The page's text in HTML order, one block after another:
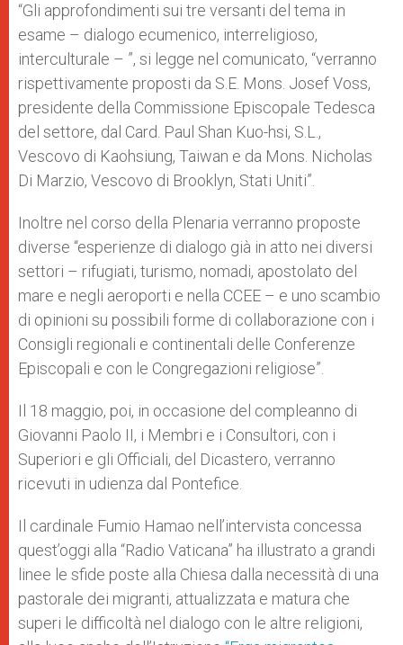
“Gli approfondimenti sui tre versanti del tema in
esame – dialogo ecumenico, interreligioso,
interculturale – ”, si legge nel comunicato, “verranno
rispettivamente proposti da S.E. Mons. Josef Voss,
presidente della Commissione Episcopale Tedesca
del settore, dal Card. Paul Shan Kuo-hsi, S.L.,
Vescovo di Kaohsiung, Taiwan e da Mons. Nicholas
Di Marzio, Vescovo di Brooklyn, Stati Uniti”.
Inoltre nel corso della Plenaria verranno proposte
diverse “esperienze di dialogo già in atto nei diversi
settori – rifugiati, turismo, nomadi, apostolato del
mare e negli aeroporti e nella CCEE – e uno scambio
di opinioni su possibili forme di collaborazione con i
Consigli regionali e continentali delle Conferenze
Episcopali e con le Congregazioni religiose”.
Il 18 maggio, poi, in occasione del compleanno di
Giovanni Paolo II, i Membri e i Consultori, con i
Superiori e gli Officiali, del Dicastero, verranno
ricevuti in udienza dal Pontefice.
Il cardinale Fumio Hamao nell’intervista concessa
quest’oggi alla “Radio Vaticana” ha illustrato a grandi
linee le sfide poste alla Chiesa dalla necessità di una
pastorale dei migranti, attualizzata e matura che
superi le difficoltà nel dialogo con le altre religioni,